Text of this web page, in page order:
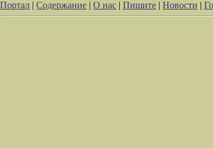
Портал | Содержание | О нас | Пишите | Новости |